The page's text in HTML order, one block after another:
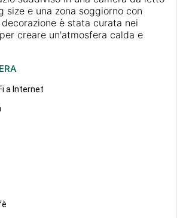
size e una zona soggiorno con
è stata curata nei
creare un'atmosfera calda e
a Internet